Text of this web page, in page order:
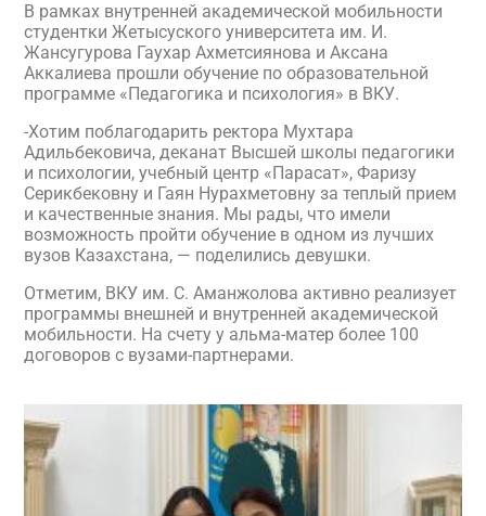
В рамках внутренней академической мобильности
студентки Жетысуского университета им. И.
Жансугурова Гаухар Ахметсиянова и Аксана
Аккалиева прошли обучение по образовательной
программе «Педагогика и психология» в ВКУ.
-Хотим поблагодарить ректора Мухтара
Адильбековича, деканат Высшей школы педагогики
и психологии, учебный центр «Парасат», Фаризу
Серикбековну и Гаян Нурахметовну за теплый прием
и качественные знания. Мы рады, что имели
возможность пройти обучение в одном из лучших
вузов Казахстана, — поделились девушки.
Отметим, ВКУ им. С. Аманжолова активно реализует
программы внешней и внутренней академической
мобильности. На счету у альма-матер более 100
договоров с вузами-партнерами.